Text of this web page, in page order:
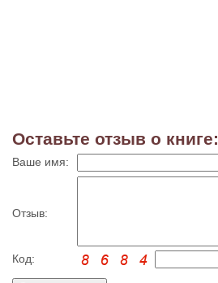
Оставьте отзыв о книге:
Ваше имя:
Отзыв:
Код: